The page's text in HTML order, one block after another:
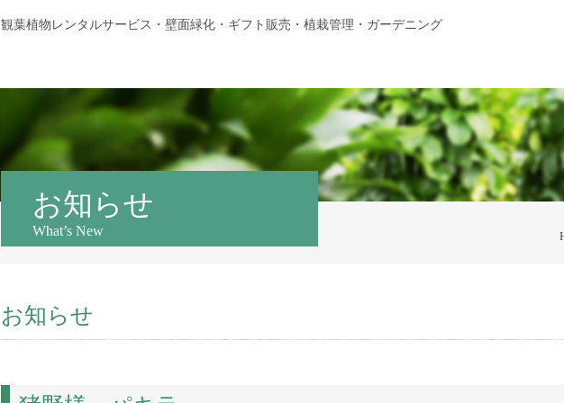
観葉植物レンタルサービス・壁面緑化・ギフト販売・植栽管理・ガーデニング
お知らせ
What’s New
お知らせ